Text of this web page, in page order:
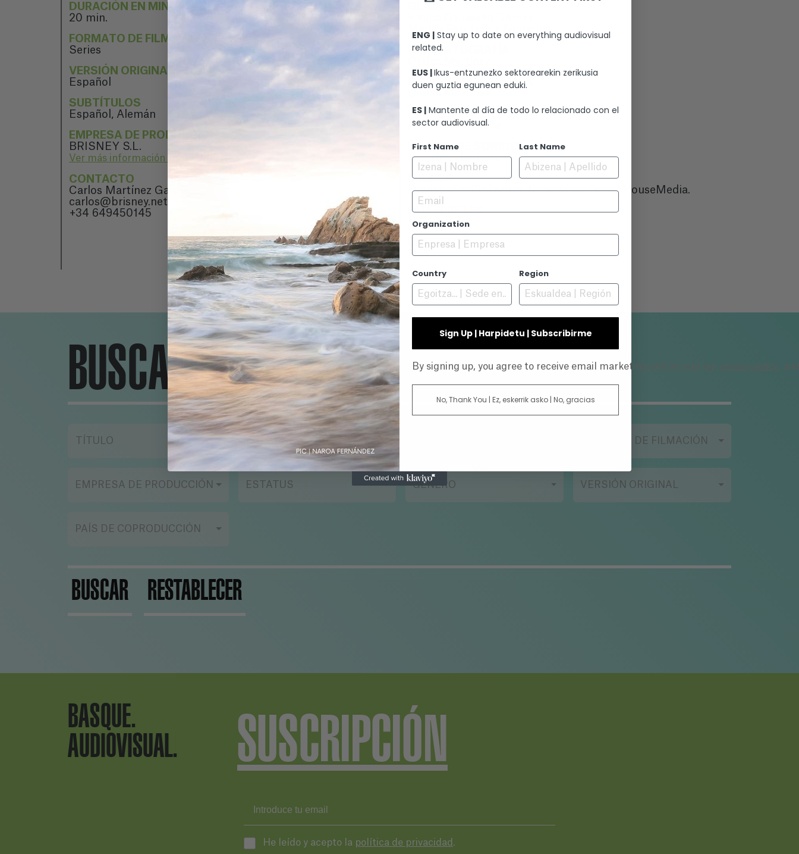
DURACIÓN EN MINUTOS
20 min.
FORMATO DE FILMACIÓN
Series
VERSIÓN ORIGINAL
Español
SUBTÍTULOS
Español, Alemán
EMPRESA DE PRODUCCIÓN
BRISNEY S.L.
Ver más información sobre BRISNEY S.L.
CONTACTO
Carlos Martínez García
carlos@brisney.net
+34 649450145
Marisa Fernández Fontecha
CINEMATOGRAFÍA
DIRECCIÓN ARTÍSTICA
Carlos Martínez
EDICIÓN
AircatProductions
EDICIÓN DE SONIDO
AircatProductions
MÚSICA
Dredstudio, Pinkzebra, Neoclassic, BrownHouseMedia.
INTÉRPRETES
N/A
ESTRENO
N/A
BUSCADOR
TÍTULO AÑO FORMATO DE FILMACIÓN
EMPRESA DE PRODUCCIÓN ESTATUS GÉNERO VERSIÓN ORIGINAL
PAÍS DE COPRODUCCIÓN
BUSCAR RESTABLECER
BASQUE.
AUDIOVISUAL.
SUSCRIPCIÓN
He leído y acepto la política de privacidad .
ENG | Stay up to date on everything audiovisual
related.
EUS |Ikus-entzunezko sektorearekin zerikusia
duen guztia egunean eduki.
ES | Mantente al día de todo lo relacionado con el
sector audiovisual.
First Name Last Name
Email
Organization
Country Region
Sign Up | Harpidetu | Subscribirme
By signing up, you agree to receive email marketing and accept our privacy policy ,
No, Thank You | Ez, eskerrik asko | No, gracias